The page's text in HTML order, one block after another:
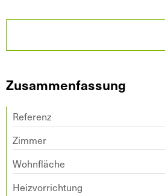
Zusammenfassung
Referenz
Zimmer
Wohnfläche
Heizvorrichtung